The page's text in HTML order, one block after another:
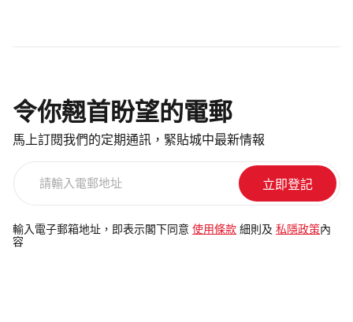
令你翹首盼望的電郵
馬上訂閱我們的定期通訊，緊貼城中最新情報
電
郵
輸入電子郵箱地址，即表示閣下同意 使用條款 細則及 私隱政策 內
容